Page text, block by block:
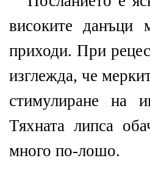
високите данъци
приходи. При
изглежда, че
стимулиране на
Тяхната липса
много по-лошо.